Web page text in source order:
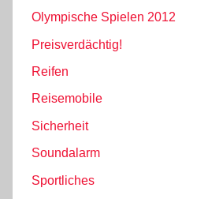
Olympische Spielen 2012
Preisverdächtig!
Reifen
Reisemobile
Sicherheit
Soundalarm
Sportliches